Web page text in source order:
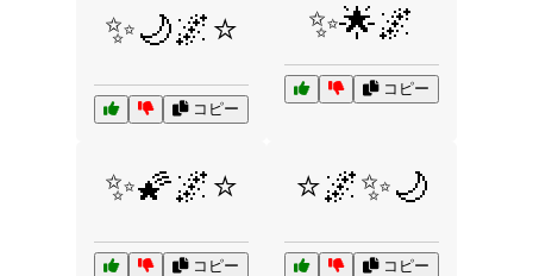
✨🌙🌌⭐
コピー
✨🌟🌌
コピー
✨🌠🌌⭐
コピー
⭐🌌✨🌙
コピー